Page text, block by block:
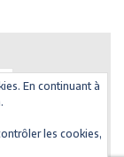
En continuant à
les cookies,